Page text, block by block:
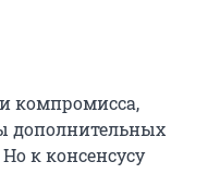
компромисса,
дополнительных
к консенсусу